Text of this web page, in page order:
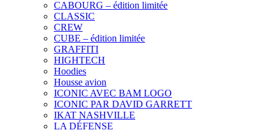
CABOURG – édition limitée
CLASSIC
CREW
CUBE – édition limitée
GRAFFITI
HIGHTECH
Hoodies
Housse avion
ICONIC AVEC BAM LOGO
ICONIC PAR DAVID GARRETT
IKAT NASHVILLE
LA DÉFENSE